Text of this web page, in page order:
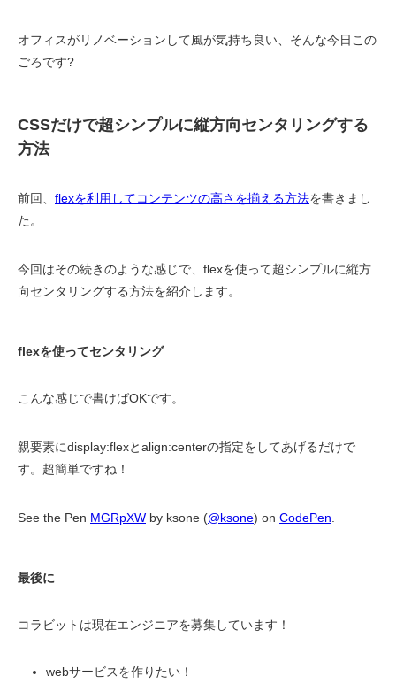
オフィスがリノベーションして風が気持ち良い、そんな今日この
ごろです?
CSSだけで超シンプルに縦方向センタリングする
方法
前回、 flexを利用してコンテンツの高さを揃える方法を書きまし
た。
今回はその続きのような感じで、flexを使って超シンプルに縦方
向センタリングする方法を紹介します。
flexを使ってセンタリング
こんな感じで書けばOKです。
親要素にdisplay:flexとalign:centerの指定をしてあげるだけで
す。超簡単ですね！
See the Pen MGRpXW by ksone (@ksone) on CodePen.
最後に
コラビットは現在エンジニアを募集しています！
webサービスを作りたい！